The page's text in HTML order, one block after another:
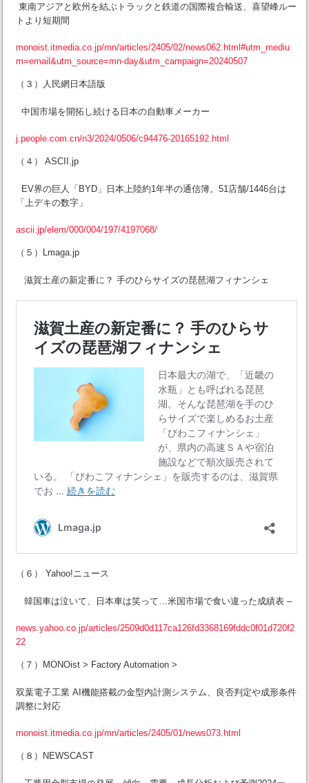
東南アジアと欧州を結ぶトラックと鉄道の国際複合輸送、喜望峰ルー
トより短期間
monoist.itmedia.co.jp/mn/articles/2405/02/news062.html#utm_mediu
m=email&utm_source=mn-day&utm_campaign=20240507
（３）人民網日本語版
中国市場を開拓し続ける日本の自動車メーカー
j.people.com.cn/n3/2024/0506/c94476-20165192.html
（４） ASCII.jp
EV界の巨人「BYD」日本上陸約1年半の通信簿。51店舗/1446台は
「上デキの数字」
ascii.jp/elem/000/004/197/4197068/
（５）Lmaga.jp
滋賀土産の新定番に？ 手のひらサイズの琵琶湖フィナンシェ
（６） Yahoo!ニュース
韓国車は泣いて、日本車は笑って…米国市場で食い違った成績表 –
news.yahoo.co.jp/articles/2509d0d117ca126fd3368169fddc0f01d720f2
22
（７）MONOist > Factory Automation >
双葉電子工業 AI機能搭載の金型内計測システム、良否判定や成形条件
調整に対応
monoist.itmedia.co.jp/mn/articles/2405/01/news073.html
（８）NEWSCAST